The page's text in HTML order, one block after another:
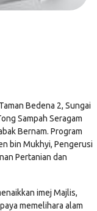
Bedena 2, Sungai
Sampah Seragam
Bernam. Program
bin Mukhyi, Pengerusi
Pertanian dan
imej Majlis,
memelihara alam